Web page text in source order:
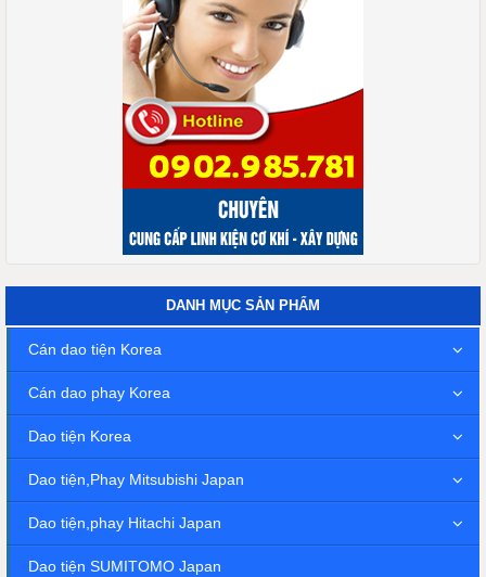
DANH MỤC SẢN PHẨM
Cán dao tiện Korea
Cán dao phay Korea
Dao tiện Korea
Dao tiện,Phay Mitsubishi Japan
Dao tiện,phay Hitachi Japan
Dao tiện SUMITOMO Japan